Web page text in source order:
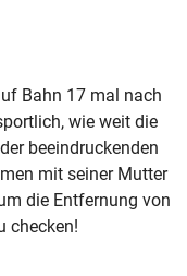
Bahn 17 mal nach
wie weit die
beeindruckenden
mit seiner Mutter
die Entfernung von
checken!